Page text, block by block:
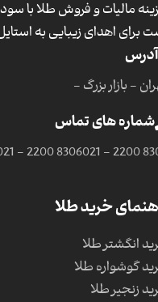
مالیات و فروش طلا با
برای اهدای زیبایی به
آدرس
- بازار بزرگ -
شماره های تماس
021 - 2200
- 2200 8306
خرید طلا
انگشتر طلا
گوشواره طلا
زنجیر طلا